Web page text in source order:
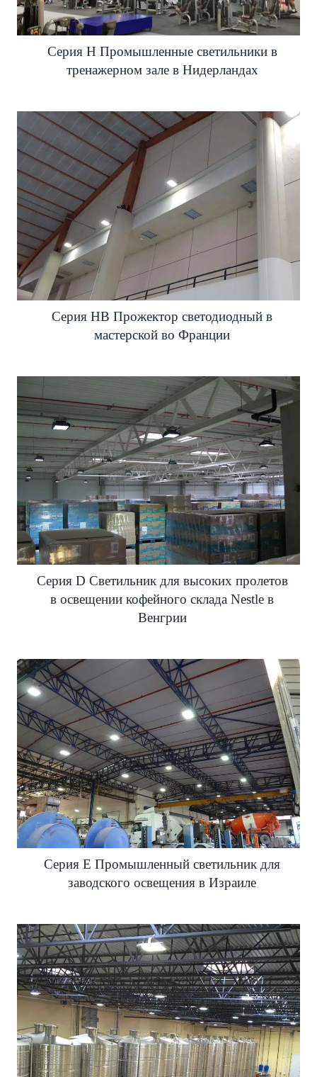
Серия H Промышленные светильники в
тренажерном зале в Нидерландах
Серия HB Прожектор светодиодный в
мастерской во Франции
Серия D Светильник для высоких пролетов
в освещении кофейного склада Nestle в
Венгрии
Серия E Промышленный светильник для
заводского освещения в Израиле